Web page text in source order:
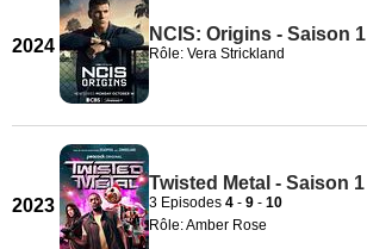
2024
NCIS: Origins - Saison 1
Rôle: Vera Strickland
2023
Twisted Metal - Saison 1
3 Episodes 4 - 9 - 10
Rôle: Amber Rose